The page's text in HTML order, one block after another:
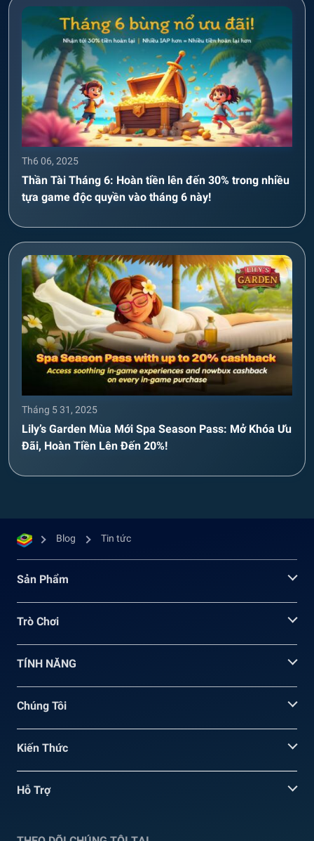
Th6 06, 2025
Thần Tài Tháng 6: Hoàn tiền lên đến 30% trong nhiều
tựa game độc quyền vào tháng 6 này!
Tháng 5 31, 2025
Lily’s Garden Mùa Mới Spa Season Pass: Mở Khóa Ưu
Đãi, Hoàn Tiền Lên Đến 20%!
Blog Tin tức
Sản Phẩm
Trò Chơi
TÍNH NĂNG
Chúng Tôi
Kiến Thức
Hỗ Trợ